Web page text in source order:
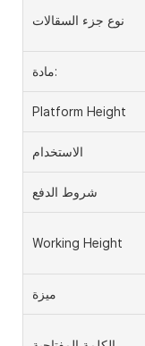
نوع جزء السقالات
مادة:
Platform Height
الاستخدام
شروط الدفع
Working Height
ميزة